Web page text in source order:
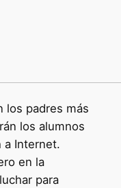
los padres más
los alumnos
a Internet.
en la
para